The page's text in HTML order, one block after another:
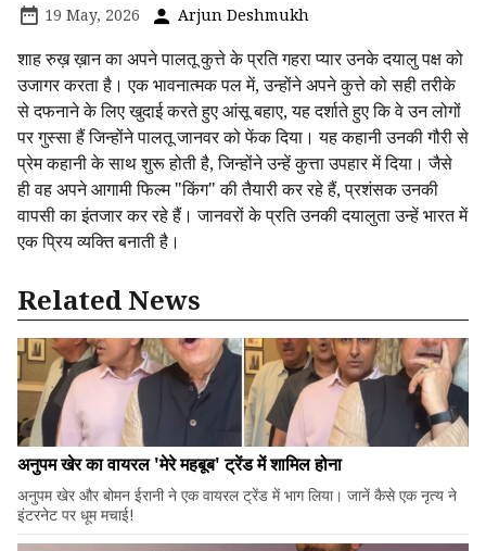
19 May, 2026 Arjun Deshmukh
शाह रुख़ ख़ान का अपने पालतू कुत्ते के प्रति गहरा प्यार उनके दयालु पक्ष को
उजागर करता है। एक भावनात्मक पल में, उन्होंने अपने कुत्ते को सही तरीके
से दफनाने के लिए खुदाई करते हुए आंसू बहाए, यह दर्शाते हुए कि वे उन लोगों
पर गुस्सा हैं जिन्होंने पालतू जानवर को फेंक दिया। यह कहानी उनकी गौरी से
प्रेम कहानी के साथ शुरू होती है, जिन्होंने उन्हें कुत्ता उपहार में दिया। जैसे
ही वह अपने आगामी फिल्म "किंग" की तैयारी कर रहे हैं, प्रशंसक उनकी
वापसी का इंतजार कर रहे हैं। जानवरों के प्रति उनकी दयालुता उन्हें भारत में
एक प्रिय व्यक्ति बनाती है।
Related News
अनुपम खेर का वायरल 'मेरे महबूब' ट्रेंड में शामिल होना
अनुपम खेर और बोमन ईरानी ने एक वायरल ट्रेंड में भाग लिया। जानें कैसे एक नृत्य ने
इंटरनेट पर धूम मचाई!